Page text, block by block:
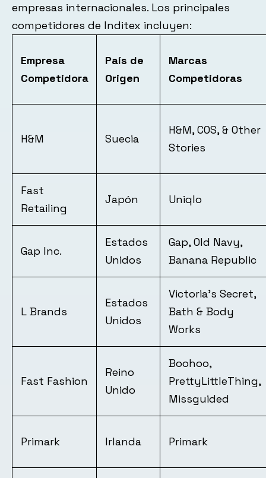
empresas internacionales. Los principales
competidores de Inditex incluyen:
Empresa
Competidora
País de
Origen
Marcas
Competidoras
H&M Suecia
H&M, COS, & Other
Stories
Fast
Retailing
Japón Uniqlo
Gap Inc.
Estados
Unidos
Gap, Old Navy,
Banana Republic
L Brands
Estados
Unidos
Victoria’s Secret,
Bath & Body
Works
Fast Fashion
Reino
Unido
Boohoo,
PrettyLittleThing,
Missguided
Primark Irlanda Primark